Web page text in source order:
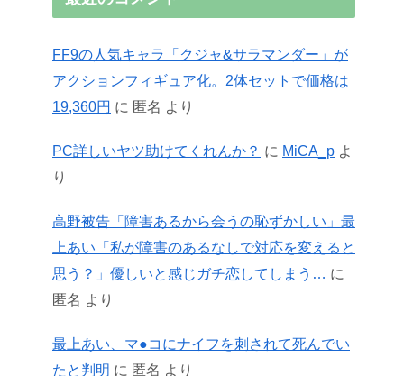
FF9の人気キャラ「クジャ&サラマンダー」が
アクションフィギュア化。2体セットで価格は
19,360円 に 匿名 より
PC詳しいヤツ助けてくれんか？ に MiCA_p よ
り
高野被告「障害あるから会うの恥ずかしい」最
上あい「私が障害のあるなしで対応を変えると
思う？」優しいと感じガチ恋してしまう…
に
匿名 より
最上あい、マ●コにナイフを刺されて死んでい
たと判明 に 匿名 より